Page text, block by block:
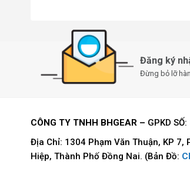
Đăng ký
Đừng bỏ lỡ
CÔNG TY TNHH BHGEAR – GPKD SỐ:
Địa Chỉ: 1304 Phạm Văn Thuận, KP 7,
Hiệp, Thành Phố Đồng Nai. (Bản Đồ: